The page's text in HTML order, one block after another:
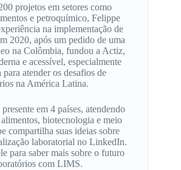
projetos em setores como
e petroquímico, Felippe
na implementação de
2020, após um pedido de uma
na Colômbia, fundou a Actiz,
e acessível, especialmente
atender os desafios de
na América Latina.
em 4 países, atendendo
biotecnologia e meio
compartilha suas ideias sobre
laboratorial no LinkedIn.
para saber mais sobre o futuro
com LIMS.